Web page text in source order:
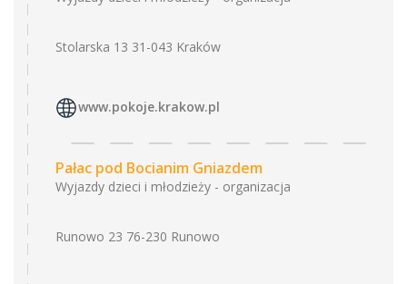
Stolarska 13 31-043 Kraków
www.pokoje.krakow.pl
Pałac pod Bocianim Gniazdem
Wyjazdy dzieci i młodzieży - organizacja
Runowo 23 76-230 Runowo